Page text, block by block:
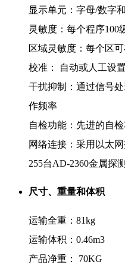
显示单元：字母/数字
灵敏度：每个程序100
区域灵敏度：每个区
校准： 自动或人工设置
干扰抑制：通过信号
作频率
自检功能：先进的自
网络连接：采用以太
255台AD-2360金属探
尺寸、重量和体积
运输全重：81kg
运输体积：0.46m3
产品净重： 70KG